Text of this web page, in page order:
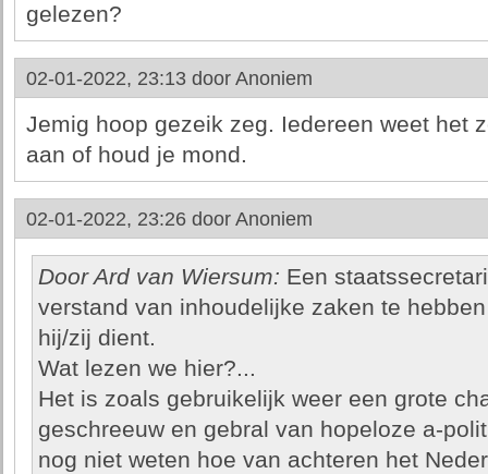
gelezen?
02-01-2022, 23:13 door Anoniem
Jemig hoop gezeik zeg. Iedereen weet het
aan of houd je mond.
02-01-2022, 23:26 door Anoniem
Door Ard van Wiersum: Een
verstand van inhoudelijke zaken te
hij/zij dient.
Wat lezen we hier?...
Het is zoals gebruikelijk weer een grote
geschreeuw en gebral van hopeloze a-
nog niet weten hoe van achteren het